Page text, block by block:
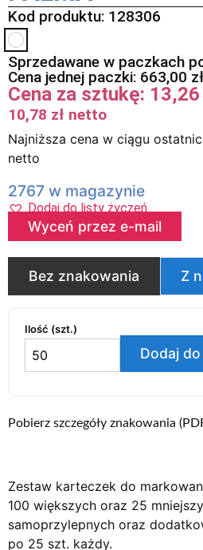
Kod produktu: 128306
Sprzedawane w paczkach
Cena jednej paczki: 663,00 zł
Cena za sztukę: 13,26
10,78 zł netto
Najniższa cena w ciągu
netto
2767 w magazynie
Dodaj do listy życzeń
Wyceń przez e-mail
Bez znakowania Z
Ilość (szt.)
Dodaj
Pobierz szczegóły znakowania
Zestaw karteczek do
100 większych oraz 25
samoprzylepnych oraz
po 25 szt. każdy.